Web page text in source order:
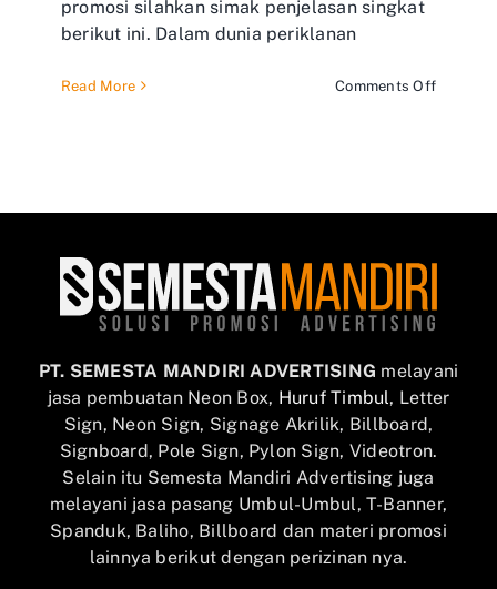
promosi silahkan simak penjelasan singkat
berikut ini. Dalam dunia periklanan
Read More Comments Offon
PT. SEMESTA MANDIRI ADVERTISING melayani
jasa pembuatan Neon Box, Huruf Timbul, Letter
Sign, Neon Sign, Signage Akrilik, Billboard,
Signboard, Pole Sign, Pylon Sign, Videotron.
Selain itu Semesta Mandiri Advertising juga
melayani jasa pasang Umbul-Umbul, T-Banner,
Spanduk, Baliho, Billboard dan materi promosi
lainnya berikut dengan perizinan nya.